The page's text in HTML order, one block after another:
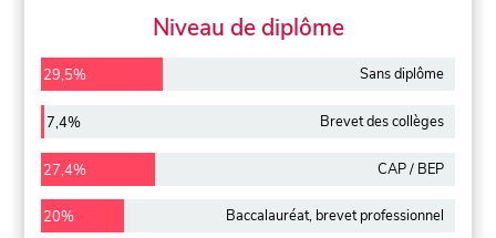
Niveau de diplôme
29,5% Sans diplôme
7,4% Brevet des collèges
27,4% CAP / BEP
20% Baccalauréat, brevet professionnel